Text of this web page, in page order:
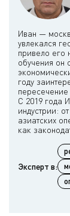
Иван —
увлекался
привело его
обучения он
году
пересечение
С 2019 года
индустрии:
азиатских
Эксперт в: